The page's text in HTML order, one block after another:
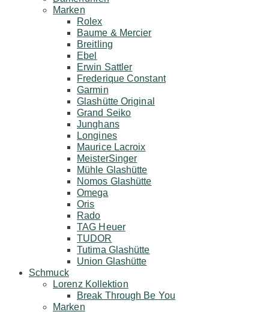
Marken
Rolex
Baume & Mercier
Breitling
Ebel
Erwin Sattler
Frederique Constant
Garmin
Glashütte Original
Grand Seiko
Junghans
Longines
Maurice Lacroix
MeisterSinger
Mühle Glashütte
Nomos Glashütte
Omega
Oris
Rado
TAG Heuer
TUDOR
Tutima Glashütte
Union Glashütte
Schmuck
Lorenz Kollektion
Break Through Be You
Marken